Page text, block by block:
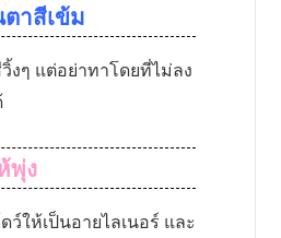
าสีเข้ม
ๆ แต่อย่าทาโดยที่ไม่ลง
พุ่ง
ให้เป็นอายไลเนอร์ และ